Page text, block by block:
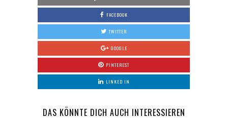
FACEBOOK
TWITTER
GOOGLE
PINTEREST
LINKED IN
DAS KÖNNTE DICH AUCH INTERESSIEREN